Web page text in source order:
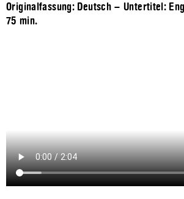
Originalfassung: Deutsch – Untertitel:
75 min.